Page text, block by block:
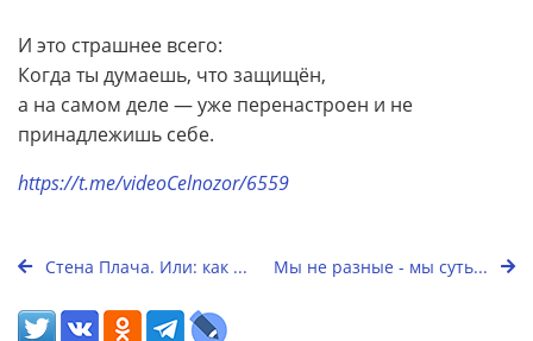
И это страшнее всего:
Когда ты думаешь, что защищён,
а на самом деле — уже перенастроен и не
принадлежишь себе.
https://t.me/videoCelnozor/6559
Стена Плача. Или: как ... Мы не разные - мы суть...